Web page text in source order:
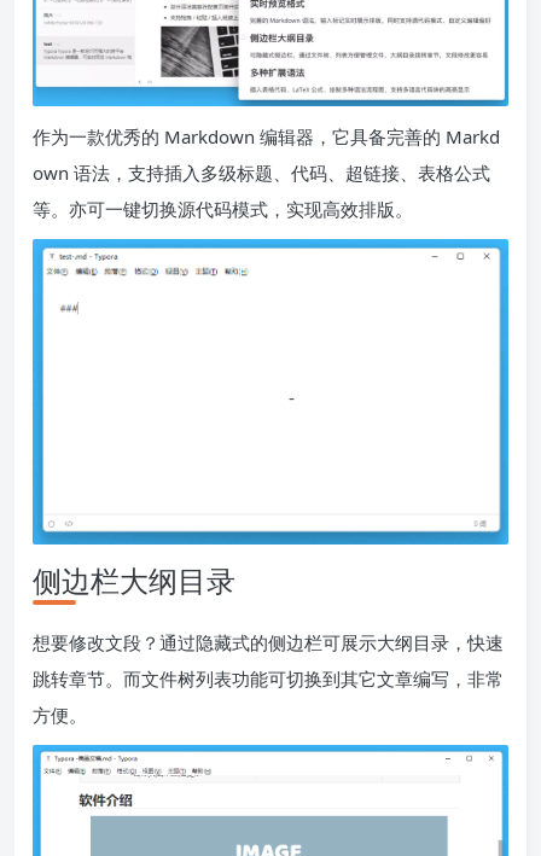
作为一款优秀的 Markdown 编辑器，它具备完善的 Markd
own 语法，支持插入多级标题、代码、超链接、表格公式
等。亦可一键切换源代码模式，实现高效排版。
侧边栏大纲目录
想要修改文段？通过隐藏式的侧边栏可展示大纲目录，快速
跳转章节。而文件树列表功能可切换到其它文章编写，非常
方便。